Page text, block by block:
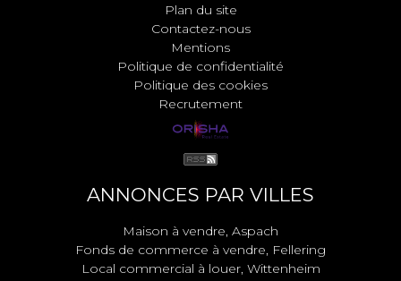
Plan du site
Contactez-nous
Mentions
Politique de confidentialité
Politique des cookies
Recrutement
ANNONCES PAR VILLES
Maison à vendre, Aspach
Fonds de commerce à vendre, Fellering
Local commercial à louer, Wittenheim